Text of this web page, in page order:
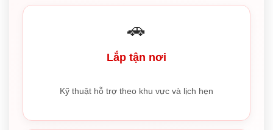
🚗
Lắp tận nơi
Kỹ thuật hỗ trợ theo khu vực và lịch hẹn